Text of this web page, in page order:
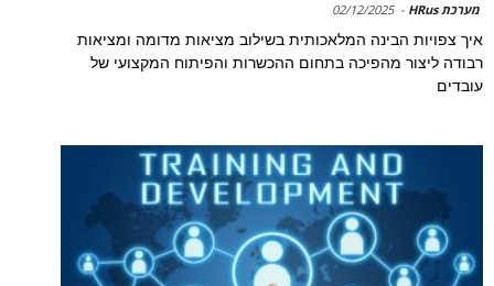
מערכת HRus -
02/12/2025
איך צפויות הבינה המלאכותית בשילוב מציאות מדומה ומציאות
רבודה ליצור מהפיכה בתחום ההכשרות והפיתוח המקצועי של
עובדים